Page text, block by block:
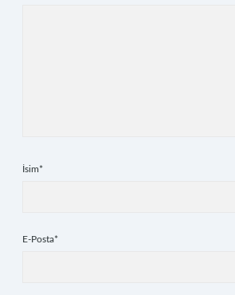
İsim*
E-Posta*